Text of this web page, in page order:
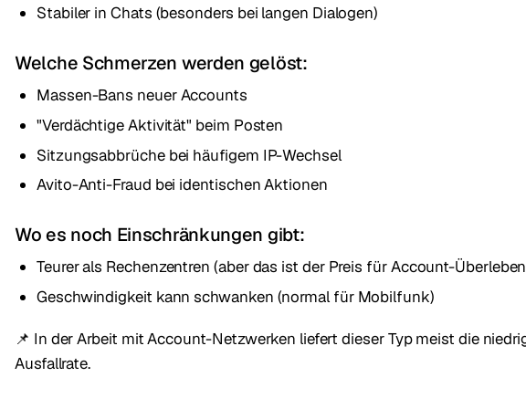
Stabiler in Chats (besonders bei langen Dialogen)
Welche Schmerzen werden gelöst:
Massen-Bans neuer Accounts
"Verdächtige Aktivität" beim Posten
Sitzungsabbrüche bei häufigem IP-Wechsel
Avito-Anti-Fraud bei identischen Aktionen
Wo es noch Einschränkungen gibt:
Teurer als Rechenzentren (aber das ist der Preis für Account-
Geschwindigkeit kann schwanken (normal für Mobilfunk)
📌 In der Arbeit mit Account-Netzwerken liefert dieser Typ meist die
Ausfallrate.